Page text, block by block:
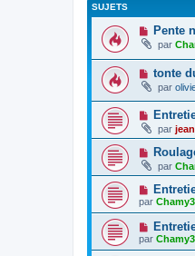
SUJETS
Pente
par
tonte
par
par jean
par
par
par